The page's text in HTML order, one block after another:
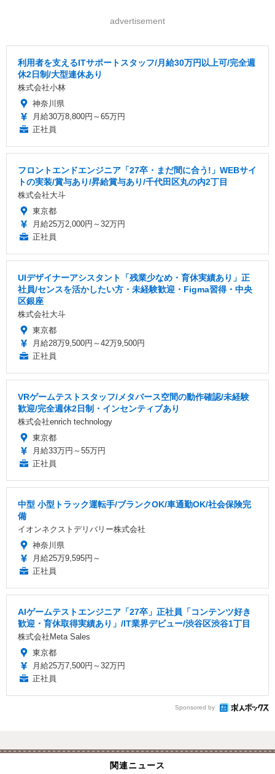
advertisement
利用者を支えるITサポートスタッフ/月給30万円以上可/完全週
休2日制/大型連休あり
株式会社小林
神奈川県
月給30万8,800円～65万円
正社員
フロントエンドエンジニア「27卒・まだ間に合う!」WEBサイ
トの実装/賞与あり/昇給賞与あり/千代田区丸の内2丁目
株式会社大斗
東京都
月給25万2,000円～32万円
正社員
UIデザイナーアシスタント「残業少なめ・育休実績あり」正
社員/センスを活かしたい方・未経験歓迎・Figma習得・中央
区銀座
株式会社大斗
東京都
月給28万9,500円～42万9,500円
正社員
VRゲームテストスタッフ/メタバース空間の動作確認/未経験
歓迎/完全週休2日制・インセンティブあり
株式会社enrich technology
東京都
月給33万円～55万円
正社員
中型 小型トラック運転手/ブランクOK/車通勤OK/社会保険完
備
イオンネクストデリバリー株式会社
神奈川県
月給25万9,595円～
正社員
AIゲームテストエンジニア「27卒」正社員「コンテンツ好き
歓迎・育休取得実績あり」/IT業界デビュー/渋谷区渋谷1丁目
株式会社Meta Sales
東京都
月給25万7,500円～32万円
正社員
Sponsored by
関連ニュース